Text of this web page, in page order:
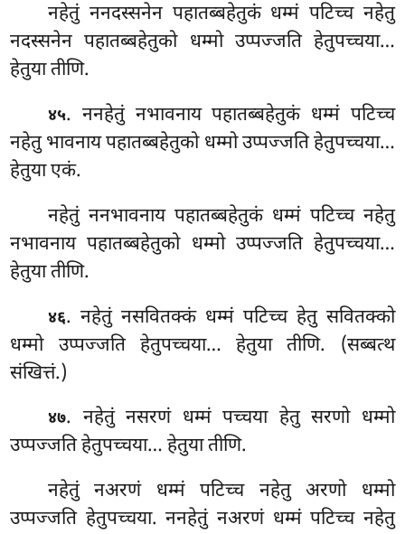
नहेतुं ननदस्सनेन पहातब्बहेतुकं धम्मं पटिच्च नहेतु
नदस्सनेन पहातब्बहेतुको धम्मो उप्पज्जति हेतुपच्चया…
हेतुया तीणि.
४५. ननहेतुं नभावनाय पहातब्बहेतुकं धम्मं पटिच्च
नहेतु भावनाय पहातब्बहेतुको धम्मो उप्पज्जति हेतुपच्चया…
हेतुया एकं.
नहेतुं ननभावनाय पहातब्बहेतुकं धम्मं पटिच्च नहेतु
नभावनाय पहातब्बहेतुको धम्मो उप्पज्जति हेतुपच्चया…
हेतुया तीणि.
४६. नहेतुं नसवितक्कं धम्मं पटिच्च हेतु सवितक्को
धम्मो उप्पज्जति हेतुपच्चया… हेतुयातीणि. (सब्बत्थ
संखित्तं.)
४७. नहेतुं नसरणं धम्मं पच्चया हेतु सरणो धम्मो
उप्पज्जति हेतुपच्चया… हेतुया तीणि.
नहेतुं नअरणं धम्मं पटिच्च नहेतु अरणो धम्मो
उप्पज्जति हेतुपच्चया. ननहेतुं नअरणं धम्मं पटिच्च नहेतु